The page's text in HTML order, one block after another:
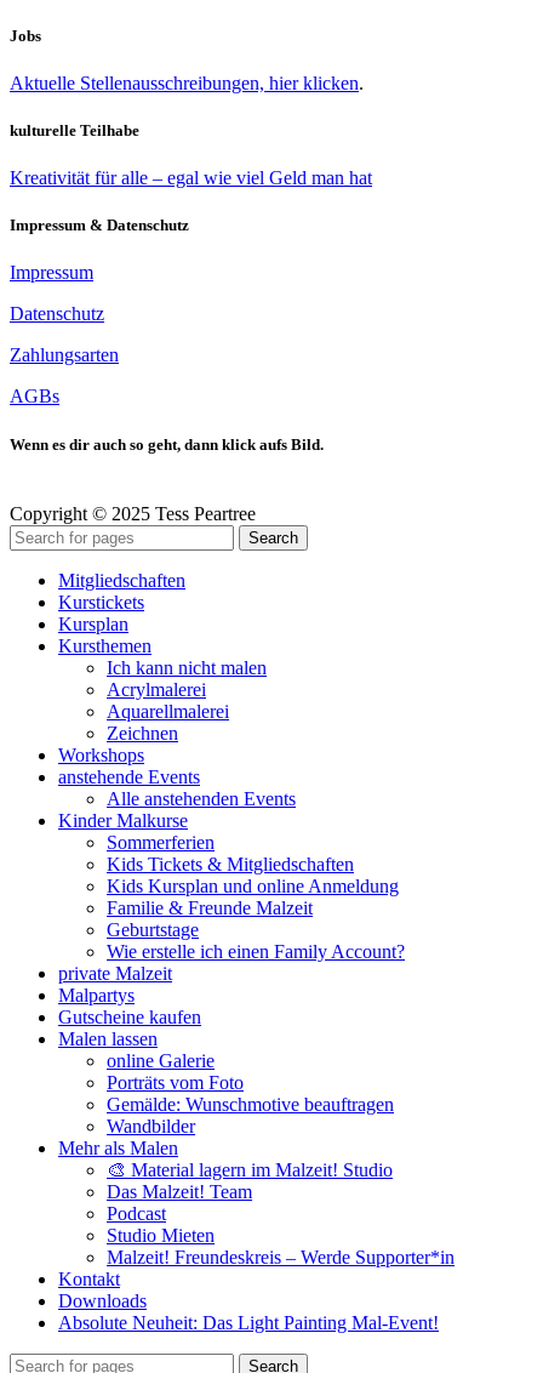
Jobs
Aktuelle Stellenausschreibungen, hier klicken.
kulturelle Teilhabe
Kreativität für alle – egal wie viel Geld man hat
Impressum & Datenschutz
Impressum
Datenschutz
Zahlungsarten
AGBs
Wenn es dir auch so geht, dann klick aufs Bild.
Copyright © 2025 Tess Peartree
Search
Mitgliedschaften
Kurstickets
Kursplan
Kursthemen
Ich kann nicht malen
Acrylmalerei
Aquarellmalerei
Zeichnen
Workshops
anstehende Events
Alle anstehenden Events
Kinder Malkurse
Sommerferien
Kids Tickets & Mitgliedschaften
Kids Kursplan und online Anmeldung
Familie & Freunde Malzeit
Geburtstage
Wie erstelle ich einen Family Account?
private Malzeit
Malpartys
Gutscheine kaufen
Malen lassen
online Galerie
Porträts vom Foto
Gemälde: Wunschmotive beauftragen
Wandbilder
Mehr als Malen
🎨 Material lagern im Malzeit! Studio
Das Malzeit! Team
Podcast
Studio Mieten
Malzeit! Freundeskreis – Werde Supporter*in
Kontakt
Downloads
Absolute Neuheit: Das Light Painting Mal-Event!
Search